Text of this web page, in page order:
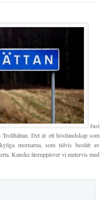
Just
Det är ett höstlandskap som
mornarna, som tidvis bestått av
Kanske återupplever vi metervis med